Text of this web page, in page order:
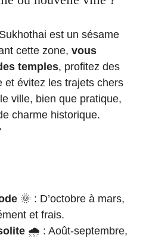
est un sésame
cette zone, vous
temples, profitez des
et évitez les trajets chers
ville, bien que pratique,
charme historique.
🌞 : D’octobre à mars,
et frais.
🌧️ : Août-septembre,